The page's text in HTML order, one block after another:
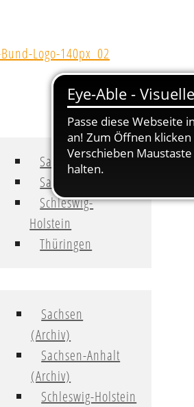
Sachsen
Sachsen-Anhalt
Schleswig-
Holstein
Thüringen
Sachsen
(Archiv)
Sachsen-Anhalt
(Archiv)
Schleswig-Holstein